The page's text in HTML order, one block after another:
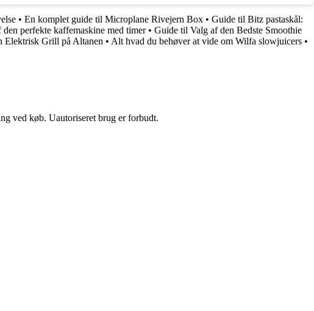
• En komplet guide til Microplane Rivejern Box • Guide til Bitz pastaskål:
perfekte kaffemaskine med timer• Guide til Valg af den Bedste Smoothie
Elektrisk Grill på Altanen • Alt hvad du behøver at vide om Wilfa slowjuicers •
ved køb. Uautoriseret brug er forbudt.